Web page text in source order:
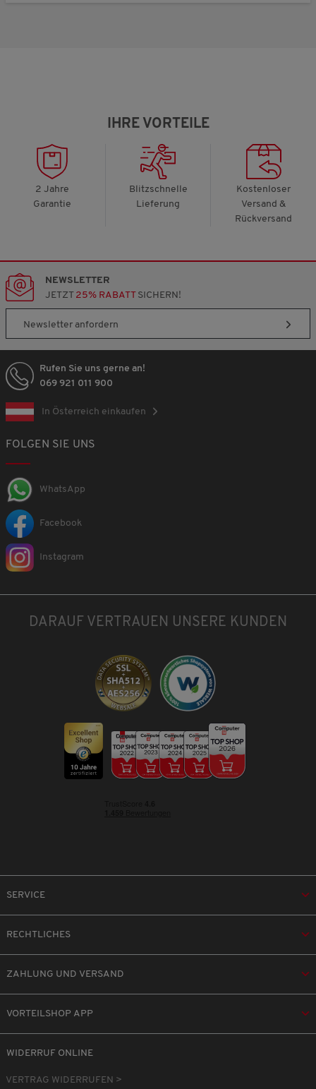
IHRE VORTEILE
2 Jahre
Garantie
Blitzschnelle
Lieferung
Kostenloser
Versand &
Rückversand
NEWSLETTER
JETZT 25% RABATTSICHERN!
Newsletter anfordern
Rufen Sie uns gerne an!
069 921 011 900
In Österreich einkaufen
FOLGEN SIE UNS
WhatsApp
Facebook
Instagram
DARAUF VERTRAUEN UNSERE KUNDEN
SERVICE
RECHTLICHES
ZAHLUNG UND VERSAND
VORTEILSHOP APP
WIDERRUF ONLINE
VERTRAG WIDERRUFEN >